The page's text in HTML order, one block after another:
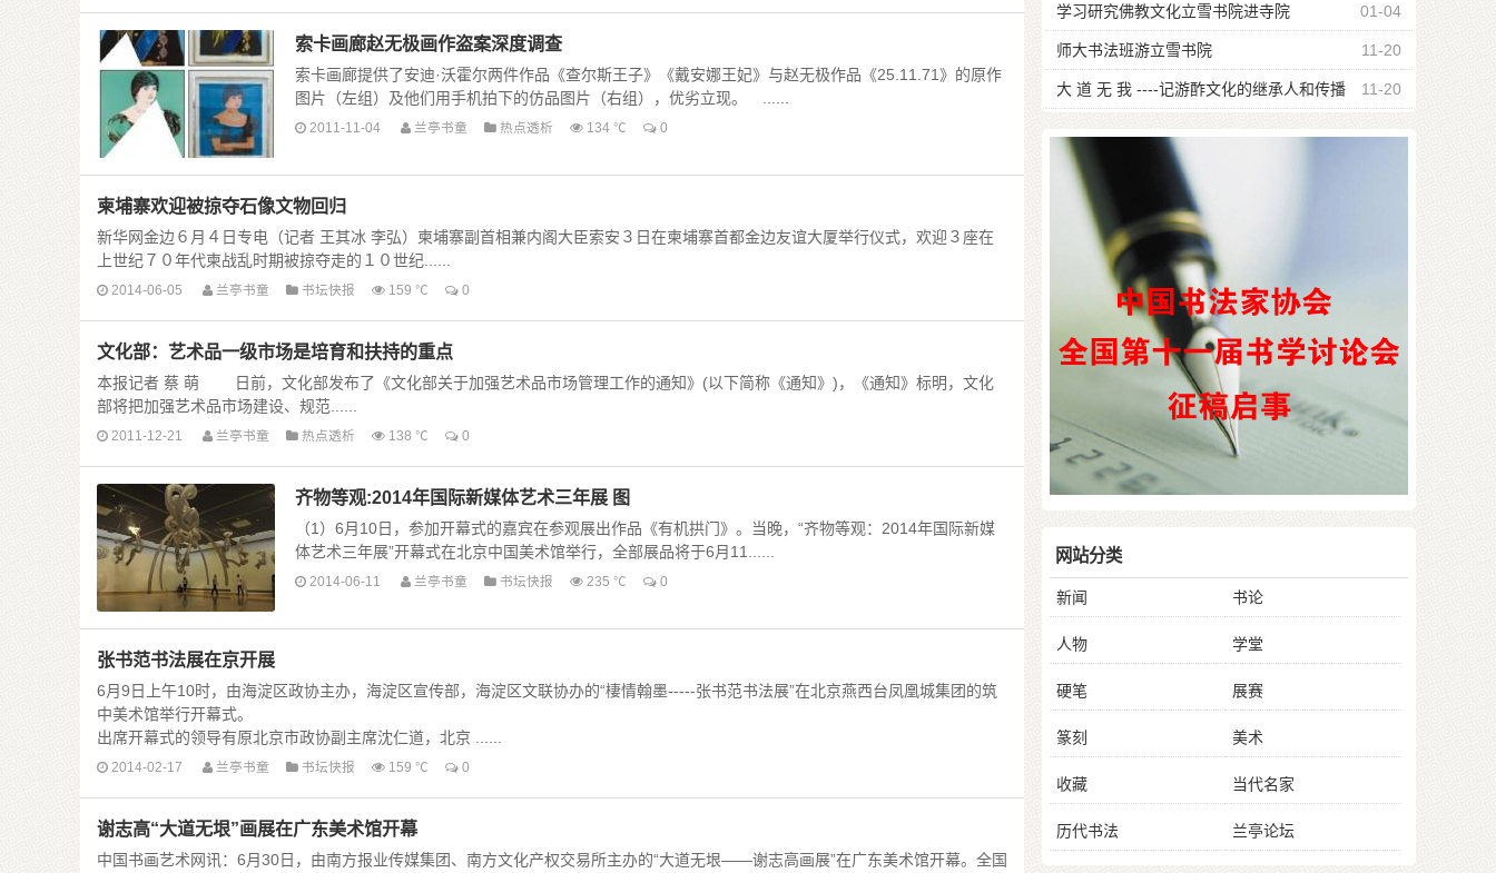
索卡画廊赵无极画作盗案深度调查
索卡画廊提供了安迪·沃霍尔两件作品《查尔斯王子》《戴安娜王妃》与赵无极作品《25.11.71》的原作
图片（左组）及他们用手机拍下的仿品图片（右组），优劣立现。 ......
2011-11-04 兰亭书童 热点透析 134 ℃ 0
柬埔寨欢迎被掠夺石像文物回归
新华网金边６月４日专电（记者 王其冰 李弘）柬埔寨副首相兼内阁大臣索安３日在柬埔寨首都金边友谊大厦举行仪式，欢迎３座在
上世纪７０年代柬战乱时期被掠夺走的１０世纪......
2014-06-05 兰亭书童 书坛快报 159 ℃ 0
文化部：艺术品一级市场是培育和扶持的重点
本报记者 蔡 萌 日前，文化部发布了《文化部关于加强艺术品市场管理工作的通知》(以下简称《通知》)，《通知》标明，文化
部将把加强艺术品市场建设、规范......
2011-12-21 兰亭书童 热点透析 138 ℃ 0
齐物等观:2014年国际新媒体艺术三年展 图
（1）6月10日，参加开幕式的嘉宾在参观展出作品《有机拱门》。当晚，“齐物等观：2014年国际新媒
体艺术三年展”开幕式在北京中国美术馆举行，全部展品将于6月11......
2014-06-11 兰亭书童 书坛快报 235 ℃ 0
张书范书法展在京开展
6月9日上午10时，由海淀区政协主办，海淀区宣传部，海淀区文联协办的“棲情翰墨-----张书范书法展”在北京燕西台凤凰城集团的筑
中美术馆举行开幕式。
出席开幕式的领导有原北京市政协副主席沈仁道，北京 ......
2014-02-17 兰亭书童 书坛快报 159 ℃ 0
谢志高“大道无垠”画展在广东美术馆开幕
中国书画艺术网讯：6月30日，由南方报业传媒集团、南方文化产权交易所主办的“大道无垠——谢志高画展”在广东美术馆开幕。全国
公告 01-04
学习研究佛教文化立雪书院进寺院
11-20
师大书法班游立雪书院
11-20
大 道 无 我 ----记游酢文化的继承人和传播
网站分类
新闻 书论
人物 学堂
硬笔 展赛
篆刻 美术
收藏 当代名家
历代书法 兰亭论坛